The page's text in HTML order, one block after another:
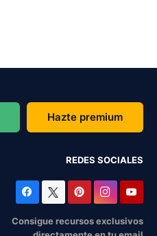
Hazte premium
REDES SOCIALES
Consigue recursos exclusivos